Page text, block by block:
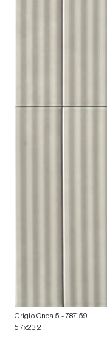
Grigio Onda 5 - 787159
5,7x23,2